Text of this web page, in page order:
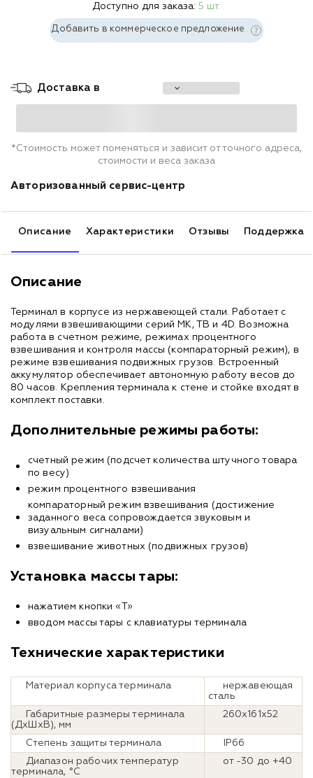
Доступно для заказа: 5 шт.
Добавить в коммерческое предложение
Доставка в
*Стоимость может поменяться и зависит от точного адреса,
стоимости и веса заказа
Авторизованный сервис-центр
Описание Характеристики Отзывы Поддержка
Описание
Терминал в корпусе из нержавеющей стали. Работает с
модулями взвешивающими серий МК, ТВ и 4D. Возможна
работа в счетном режиме, режимах процентного
взвешивания и контроля массы (компараторный режим), в
режиме взвешивания подвижных грузов. Встроенный
аккумулятор обеспечивает автономную работу весов до
80 часов. Крепления терминала к стене и стойке входят в
комплект поставки.
Дополнительные режимы работы:
счетный режим (подсчет количества штучного товара
по весу)
режим процентного взвешивания
компараторный режим взвешивания (достижение
заданного веса сопровождается звуковым и
визуальным сигналами)
взвешивание животных (подвижных грузов)
Установка массы тары:
нажатием кнопки «T»
вводом массы тары с клавиатуры терминала
Технические характеристики
Материал корпуса терминала
нержавеющая
сталь
Габаритные размеры терминала
(ДхШхВ), мм
260х161х52
Степень защиты терминала
IP66
Диапазон рабочих температур
терминала, °С
от -30 до +40